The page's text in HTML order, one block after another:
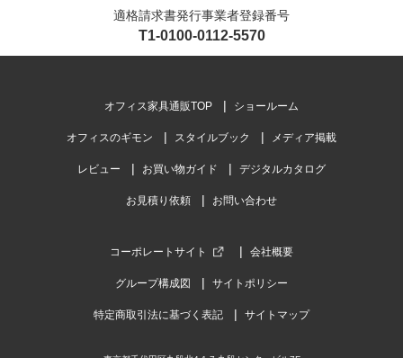
適格請求書発行事業者登録番号
T1-0100-0112-5570
オフィス家具通販TOP ショールーム
オフィスのギモン スタイルブック メディア掲載
レビュー お買い物ガイド デジタルカタログ
お見積り依頼 お問い合わせ
コーポレートサイト 会社概要
グループ構成図 サイトポリシー
特定商取引法に基づく表記 サイトマップ